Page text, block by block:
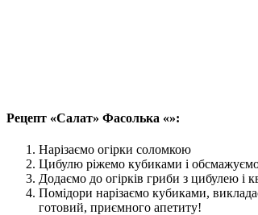
Рецепт «Салат» Фасолька «»:
Нарізаємо огірки соломкою
Цибулю ріжемо кубиками і
Додаємо до огірків гриби з цибулею і
Помідори нарізаємо кубиками,
готовий, приємного апетиту!